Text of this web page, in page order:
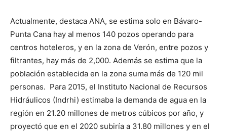
Actualmente, destaca ANA, se estima solo en Bávaro-
Punta Cana hay al menos 140 pozos operando para
centros hoteleros, y en la zona de Verón, entre pozos y
filtrantes, hay más de 2,000. Además se estima que la
población establecida en la zona suma más de 120 mil
personas. Para 2015, el Instituto Nacional de Recursos
Hidráulicos (Indrhi) estimaba la demanda de agua en la
región en 21.20 millones de metros cúbicos por año, y
proyectó que en el 2020 subiría a 31.80 millones y en el